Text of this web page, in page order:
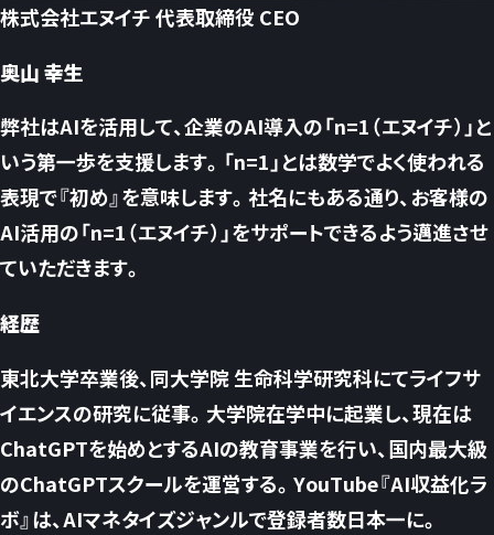
株式会社エヌイチ 代表取締役 CEO
奥山 幸生
弊社はAIを活用して、企業のAI導入の「n=1（エヌイチ）」と
いう第一歩を支援します。「n=1」とは数学でよく使われる
表現で『初め』を意味します。社名にもある通り、お客様の
AI活用の「n=1（エヌイチ）」をサポートできるよう邁進させ
ていただきます。
経歴
東北大学卒業後、同大学院 生命科学研究科にてライフサ
イエンスの研究に従事。大学院在学中に起業し、現在は
ChatGPTを始めとするAIの教育事業を行い、国内最大級
のChatGPTスクールを運営する。YouTube『AI収益化ラ
ボ』は、AIマネタイズジャンルで登録者数日本一に。